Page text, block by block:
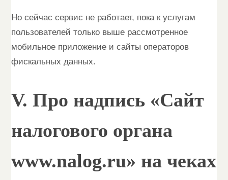
Но сейчас сервис не работает, пока к услугам
пользователей только выше рассмотренное
мобильное приложение и сайты операторов
фискальных данных.
V. Про надпись «Сайт
налогового органа
www.nalog.ru» на чеках